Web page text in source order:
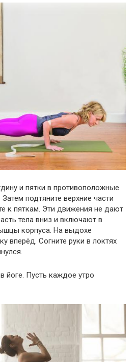
и пятки в противоположные
подтяните верхние части
к пяткам. Эти движения не дают
тела вниз и включают в
корпуса. На выдохе
вперёд. Согните руки в локтях
йоге. Пусть каждое утро